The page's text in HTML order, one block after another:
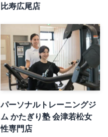
比寿広尾店
パーソナルトレーニングジ
ム かたぎり塾 会津若松女
性専門店